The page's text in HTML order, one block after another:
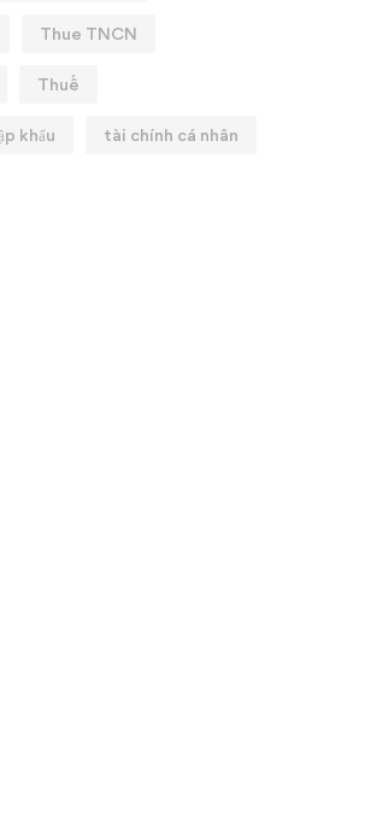
Thue TNCN
Thuế
khẩu tài chính cá nhân